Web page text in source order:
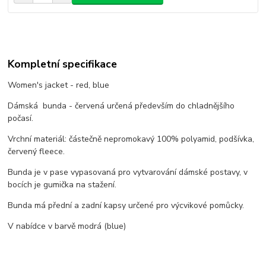
Kompletní specifikace
Women's jacket - red, blue
Dámská bunda - červená určená především do chladnějšího
počasí.
Vrchní materiál: částečně nepromokavý 100% polyamid, podšívka,
červený fleece.
Bunda je v pase vypasovaná pro vytvarování dámské postavy, v
bocích je gumička na stažení.
Bunda má přední a zadní kapsy určené pro výcvikové pomůcky.
V nabídce v barvě modrá (blue)